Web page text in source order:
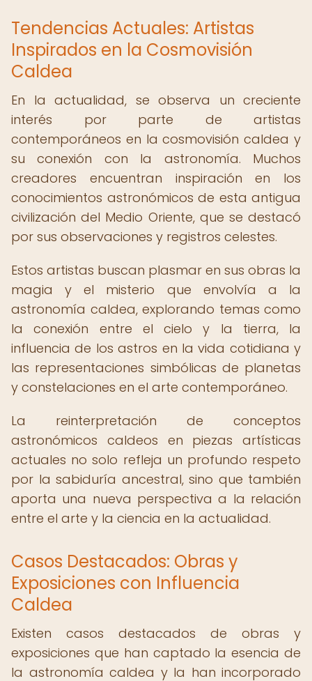
Tendencias Actuales: Artistas
Inspirados en la Cosmovisión
Caldea
En la actualidad, se observa un creciente
interés por parte de artistas
contemporáneos en la cosmovisión caldea y
su conexión con la astronomía. Muchos
creadores encuentran inspiración en los
conocimientos astronómicos de esta antigua
civilización del Medio Oriente, que se destacó
por sus observaciones y registros celestes.
Estos artistas buscan plasmar en sus obras la
magia y el misterio que envolvía a la
astronomía caldea, explorando temas como
la conexión entre el cielo y la tierra, la
influencia de los astros en la vida cotidiana y
las representaciones simbólicas de planetas
y constelaciones en el arte contemporáneo.
La reinterpretación de conceptos
astronómicos caldeos en piezas artísticas
actuales no solo refleja un profundo respeto
por la sabiduría ancestral, sino que también
aporta una nueva perspectiva a la relación
entre el arte y la ciencia en la actualidad.
Casos Destacados: Obras y
Exposiciones con Influencia
Caldea
Existen casos destacados de obras y
exposiciones que han captado la esencia de
la astronomía caldea y la han incorporado